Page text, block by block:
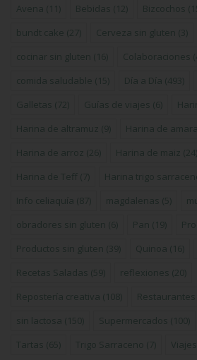
Avena (11) Bebidas (12) Bizcochos
bundt cake (27) Cerveza sin gluten (3)
cocinar sin gluten (16) Colaboraciones
comida saludable (15) Día a Día (493)
Galletas (72) Guías de viajes (6)
Harina de altramuz (9) Harina de
Harina de arroz (26) Harina de maiz (24)
Harina de Teff (7) Harina trigo sarraceno
Info celiaquía (87) magdalenas (5)
obradores sin gluten (6) Pan (19)
Productos sin gluten (39) Quinoa (16)
Recetas Saladas (59) reflexiones (20)
Repostería creativa (108) Restaurantes
sin lactosa (150) Supermercados (100)
Tartas (65) Trigo Sarraceno (7) Viajes